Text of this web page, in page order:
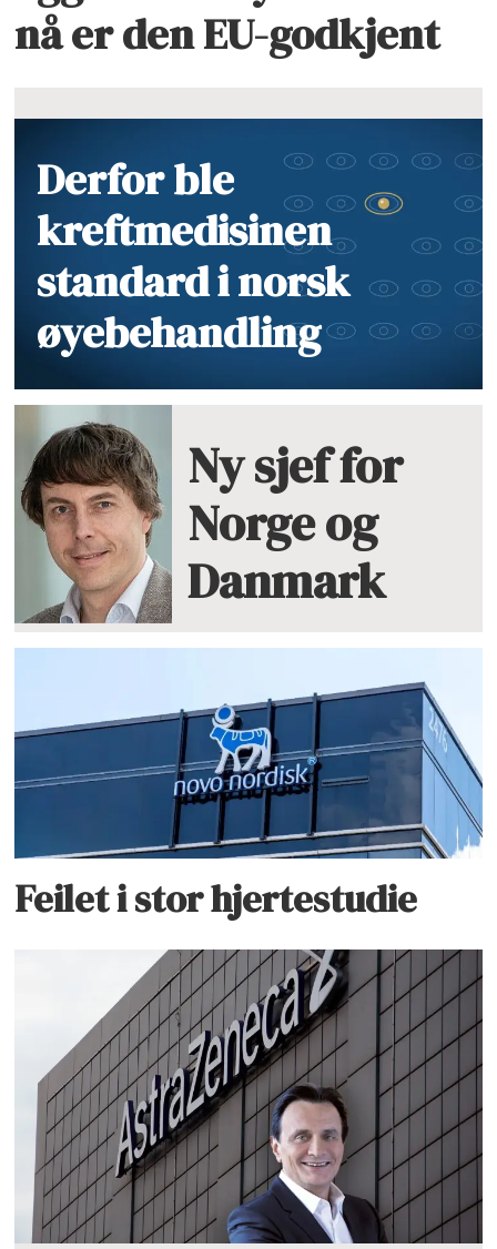
nå er den EU-godkjent
Derfor ble
kreftmedisinen
standard i norsk
øyebehandling
Ny sjef for
Norge og
Danmark
Feilet i stor hjertestudie